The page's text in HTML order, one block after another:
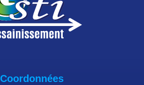
Coordonnées